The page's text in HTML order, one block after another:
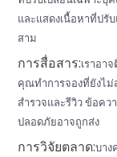
และแสดงเนื้อหาที่ปรั
สาม
การสื่อสาร:เราอา
คุณทำการจองที่ยังไ
สำรวจและรีวิว ข้อคว
ปลอดภัยอาจถูกส่ง
การวิจัยตลาด:บาง